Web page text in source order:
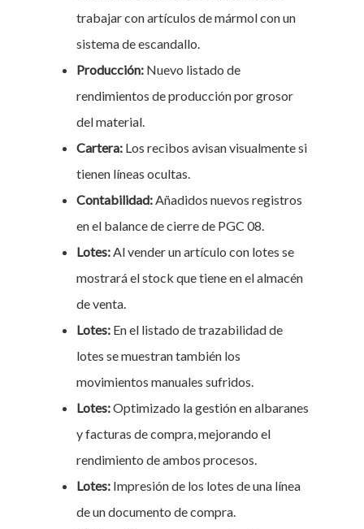
trabajar con artículos de mármol con un
sistema de escandallo.
Producción: Nuevo listado de
rendimientos de producción por grosor
del material.
Cartera: Los recibos avisan visualmente si
tienen líneas ocultas.
Contabilidad:Añadidos nuevos registros
en el balance de cierre de PGC 08.
Lotes:Al vender un artículo con lotes se
mostrará el stock que tiene en el almacén
de venta.
Lotes: En el listado de trazabilidad de
lotes se muestran también los
movimientos manuales sufridos.
Lotes:Optimizado la gestión en albaranes
y facturas de compra, mejorando el
rendimiento de ambos procesos.
Lotes: Impresión de los lotes de una línea
de un documento de compra.